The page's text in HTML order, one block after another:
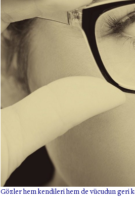
Gözler hem kendileri hem de vücudun geri